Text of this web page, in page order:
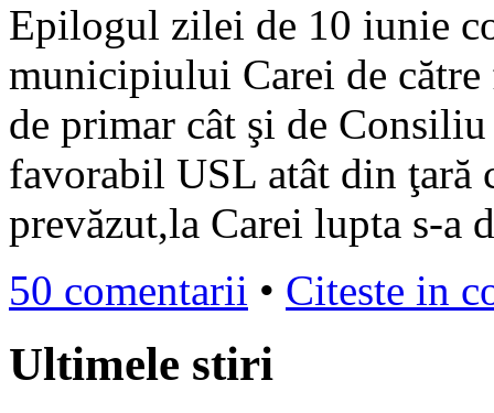
Epilogul zilei de 10 iunie
municipiului Carei de
de primar cât şi de
favorabil USL atât din ţară
prevăzut,la Carei lupta s-a
50 comentarii • Citeste in
Ultimele stiri